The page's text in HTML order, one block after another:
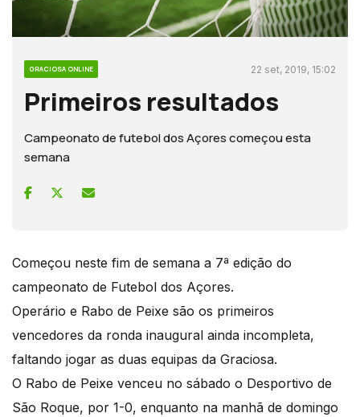
GRACIOSA ONLINE 22 set, 2019, 15:02
Primeiros resultados
Campeonato de futebol dos Açores começou esta
semana
Começou neste fim de semana a 7ª edição do
campeonato de Futebol dos Açores.
Operário e Rabo de Peixe são os primeiros
vencedores da ronda inaugural ainda incompleta,
faltando jogar as duas equipas da Graciosa.
O Rabo de Peixe venceu no sábado o Desportivo de
São Roque, por 1-0, enquanto na manhã de domingo